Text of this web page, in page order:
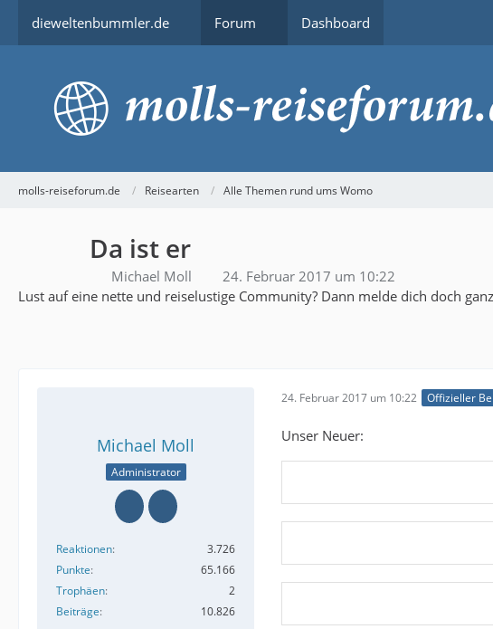
dieweltenbummler.de Forum Dashboard
molls-reiseforum.de Reisearten Alle Themen rund ums Womo
Da ist er
Michael Moll
24. Februar 2017 um 10:22
Lust auf eine nette und reiselustige Community? Dann melde dich doch
Michael Moll
Administrator
Reaktionen
3.726
Punkte
65.166
Trophäen
2
Beiträge
10.826
24. Februar 2017 um 10:22 Offizieller
Unser Neuer: